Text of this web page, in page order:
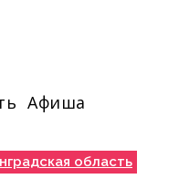
Афиша
область